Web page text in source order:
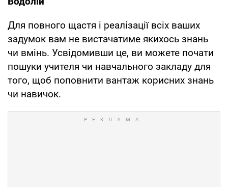
Для повного щастя і реалізації всіх ваших
задумок вам не вистачатиме якихось знань
чи вмінь. Усвідомивши це, ви можете почати
пошуки учителя чи навчального закладу для
того, щоб поповнити вантаж корисних знань
чи навичок.